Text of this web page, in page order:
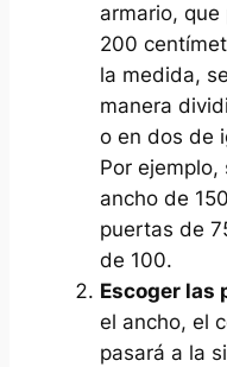
armario,
200
la medida,
manera
o en dos de
Por ejemplo,
ancho de
puertas de
de 100.
Escoger las
el ancho, el
pasará a la